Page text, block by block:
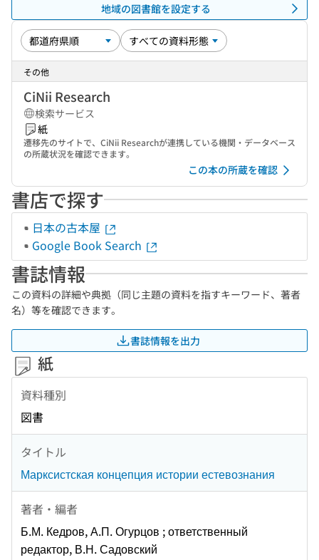
地域の図書館を設定する
その他
CiNii Research
検索サービス
紙
遷移先のサイトで、CiNii Researchが連携している機関・データベース
の所蔵状況を確認できます。
この本の所蔵を確認
書店で探す
日本の古本屋
Google Book Search
書誌情報
この資料の詳細や典拠（同じ主題の資料を指すキーワード、著者
名）等を確認できます。
書誌情報を出力
紙
資料種別
図書
タイトル
Марксистская концепция истории естевознания
著者・編者
Б.М. Кедров, А.П. Огурцов ; ответственный
редактор, В.Н. Садовский